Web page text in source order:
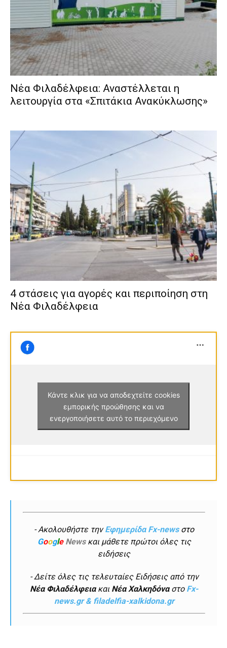
Νέα Φιλαδέλφεια: Αναστέλλεται η
λειτουργία στα «Σπιτάκια Ανακύκλωσης»
4 στάσεις για αγορές και περιποίηση στη
Νέα Φιλαδέλφεια
Κάντε κλικ για να αποδεχτείτε cookies
εμπορικής προώθησης και να
ενεργοποιήσετε αυτό το περιεχόμενο
- Ακολουθήστε τηνΕφημερίδα Fx-newsστο
Google Newsκαι μάθετε πρώτοι όλες τις
ειδήσεις
- Δείτε όλες τις τελευταίες Ειδήσεις από την
Νέα Φιλαδέλφειακαι Νέα Χαλκηδόναστο Fx-
news.gr & filadelfia-xalkidona.gr